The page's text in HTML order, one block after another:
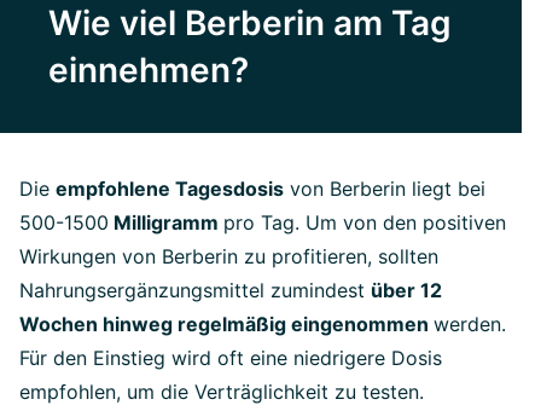
Wie viel Berberin am Tag
einnehmen?
Die empfohlene Tagesdosis von Berberin liegt bei
500-1500 Milligramm pro Tag. Um von den positiven
Wirkungen von Berberin zu profitieren, sollten
Nahrungsergänzungsmittel zumindest über 12
Wochen hinweg regelmäßig eingenommen werden.
Für den Einstieg wird oft eine niedrigere Dosis
empfohlen, um die Verträglichkeit zu testen.